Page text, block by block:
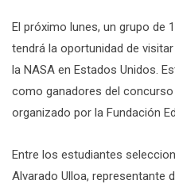
El próximo lunes, un grupo de
tendrá la oportunidad de
la NASA en Estados Unidos.
como ganadores del concurso
organizado por la Fundación
Entre los estudiantes
Alvarado Ulloa, representante